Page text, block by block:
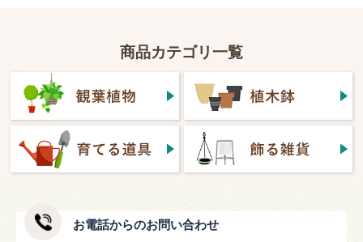
商品カテゴリ一覧
お電話からのお問い合わせ